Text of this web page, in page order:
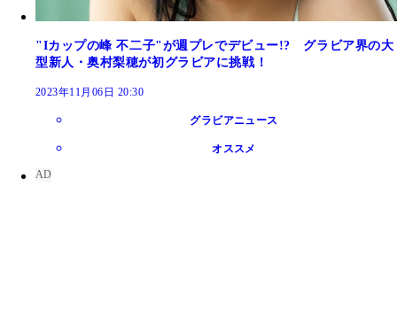
"Iカップの峰 不二子"が週プレでデビュー!? グラビア界の大
型新人・奥村梨穂が初グラビアに挑戦！
2023年11月06日 20:30
グラビアニュース
オススメ